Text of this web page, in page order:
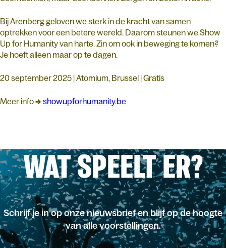
Bij Arenberg geloven we sterk in de kracht van samen
optrekken voor een betere wereld. Daarom steunen we Show
Up for Humanity van harte. Zin om ook in beweging te komen?
Je hoeft alleen maar op te dagen.
20 september 2025 | Atomium, Brussel | Gratis
Meer info→ showupforhumanity.be
WAT SPEELT ER?
Schrijf je in op onze nieuwsbrief en blijf op de hoogte
van alle voorstellingen.